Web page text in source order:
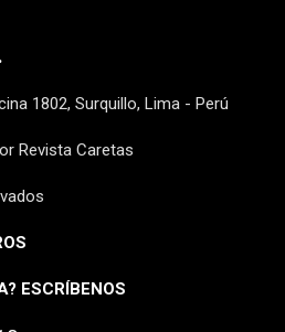
1802, Surquillo, Lima - Perú
Revista Caretas
ESCRÍBENOS